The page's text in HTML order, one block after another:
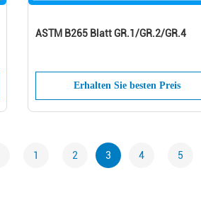
ASTM B265 Blatt GR.1/GR.2/GR.4
Erhalten Sie besten Preis
1 2 3 4 5